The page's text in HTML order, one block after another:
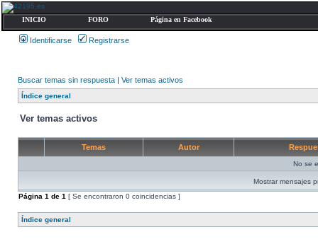
INICIO FORO Página en Facebook
Identificarse Registrarse
Buscar temas sin respuesta | Ver temas activos
Índice general
Ver temas activos
Temas Autor
No se
Mostrar mensajes
Página 1 de 1 [ Se encontraron 0 coincidencias ]
Índice general